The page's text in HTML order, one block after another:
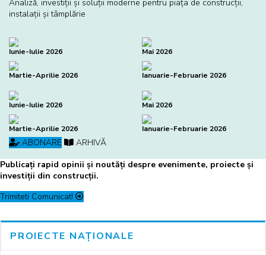
Analiză, investiţii și soluţii moderne pentru piaţa de construcţii,
instalaţii și tâmplărie
Iunie-Iulie 2026 Mai 2026
Martie-Aprilie 2026 Ianuarie-Februarie 2026
Iunie-Iulie 2026 Mai 2026
Martie-Aprilie 2026 Ianuarie-Februarie 2026
ABONARE
ARHIVĂ
Publicați rapid opinii și noutăți despre evenimente, proiecte și
investiții din construcții.
Trimiteti Comunicat!
PROIECTE NAȚIONALE